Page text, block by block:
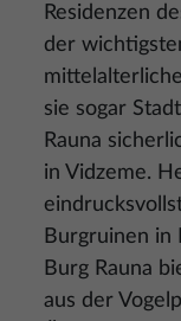
Residenzen
der
sie sogar
Rauna
in Vidzeme.
Burgruinen in
Burg Rauna
aus der